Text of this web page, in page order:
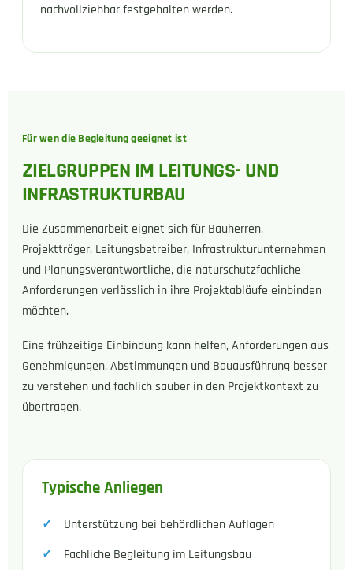
nachvollziehbar festgehalten werden.
Für wen die Begleitung geeignet ist
ZIELGRUPPEN IM LEITUNGS- UND
INFRASTRUKTURBAU
Die Zusammenarbeit eignet sich für Bauherren,
Projektträger, Leitungsbetreiber, Infrastrukturunternehmen
und Planungsverantwortliche, die naturschutzfachliche
Anforderungen verlässlich in ihre Projektabläufe einbinden
möchten.
Eine frühzeitige Einbindung kann helfen, Anforderungen aus
Genehmigungen, Abstimmungen und Bauausführung besser
zu verstehen und fachlich sauber in den Projektkontext zu
übertragen.
Typische Anliegen
Unterstützung bei behördlichen Auflagen
Fachliche Begleitung im Leitungsbau